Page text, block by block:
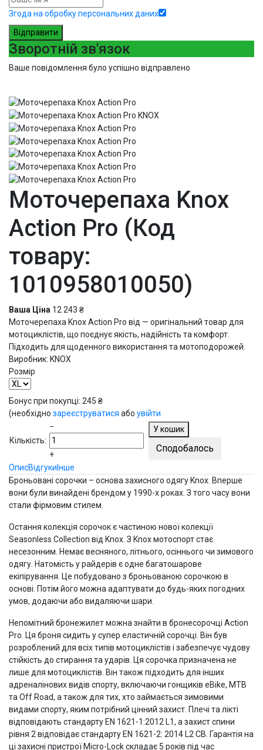
Згода на обробку персональних даних
Відправити
Зворотній зв'язок
Ваше повідомлення було успішно відправлено
Моточерепаха Knox
Action Pro (Код
товару:
1010958010050)
Ваша Ціна 12 243 ₴
Моточерепаха Knox Action Pro від — оригінальний товар для
мотоциклістів, що поєднує якість, надійність та комфорт.
Підходить для щоденного використання та мотоподорожей.
Виробник: KNOX
Розмір
Бонус при покупці: 245 ₴
(необхідно зареєструватися або увійти
Кількість:
−
+
У кошик
Сподобалось
ОписВідгуки Інше
Броньовані сорочки – основа захисного одягу Knox. Вперше
вони були винайдені брендом у 1990-х роках. З того часу вони
стали фірмовим стилем.
Остання колекція сорочок є частиною нової колекції
Seasonless Collection від Knox. З Knox мотоспорт стає
несезонним. Немає весняного, літнього, осіннього чи зимового
одягу. Натомість у райдерів є одне багатошарове
екіпірування. Це побудовано з броньованою сорочкою в
основі. Потім його можна адаптувати до будь-яких погодних
умов, додаючи або видаляючи шари.
Непомітний бронежилет можна знайти в бронесорочці Action
Pro. Ця броня сидить у супер еластичній сорочці. Він був
розроблений для всіх типів мотоциклістів і забезпечує чудову
стійкість до стирання та ударів. Ця сорочка призначена не
лише для мотоциклістів. Він також підходить для інших
адреналінових видів спорту, включаючи гонщиків eBike, MTB
та Off Road, а також для тих, хто займається зимовими
видами спорту, яким потрібний цінний захист. Плечі та лікті
відповідають стандарту EN 1621-1:2012 L1, а захист спини
рівня 2 відповідає стандарту EN 1621-2: 2014 L2 CB. Гарантія на
ці захисні пристрої Micro-Lock складає 5 років під час